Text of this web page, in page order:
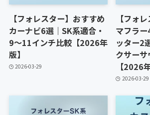
【フォレスター】おすすめ
カーナビ6選｜SK系適合・
9〜11インチ比較【2026年
版】
2026-03-29
【フォ
マフラ
ッター2
クサー
【2026
2026-03-29